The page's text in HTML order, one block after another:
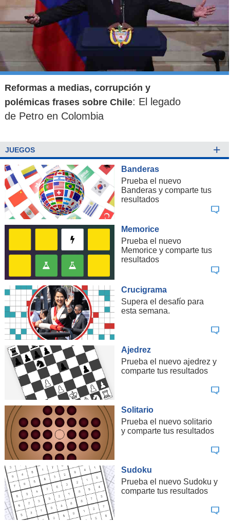
Reformas a medias, corrupción y
polémicas frases sobre Chile: El legado
de Petro en Colombia
JUEGOS +
Banderas
Prueba el nuevo
Banderas y comparte tus
resultados
Memorice
Prueba el nuevo
Memorice y comparte tus
resultados
Crucigrama
Supera el desafío para
esta semana.
Ajedrez
Prueba el nuevo ajedrez y
comparte tus resultados
Solitario
Prueba el nuevo solitario
y comparte tus resultados
Sudoku
Prueba el nuevo Sudoku y
comparte tus resultados